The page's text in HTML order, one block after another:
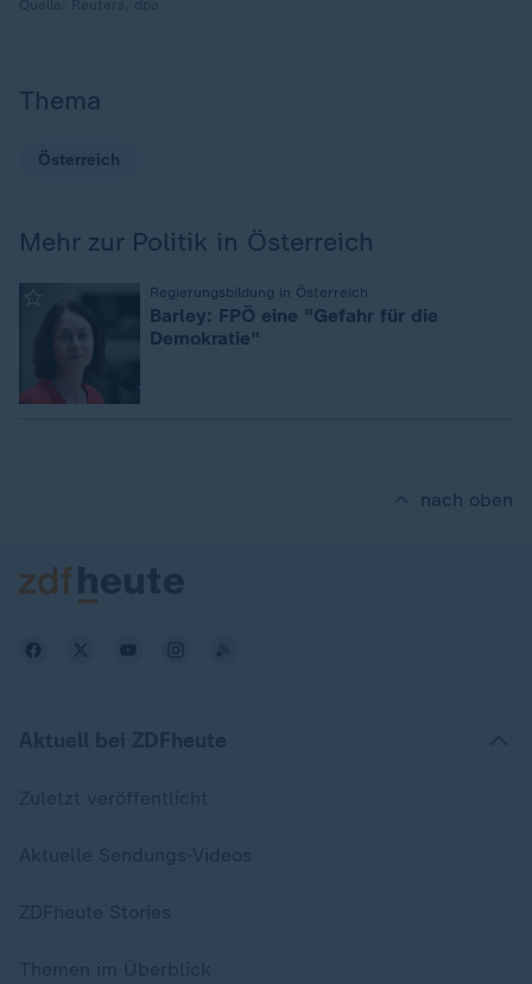
Thema
Österreich
Mehr zur Politik in Österreich
Regierungsbildung in Österreich
Barley: FPÖ eine "Gefahr für die
Demokratie"
nach oben